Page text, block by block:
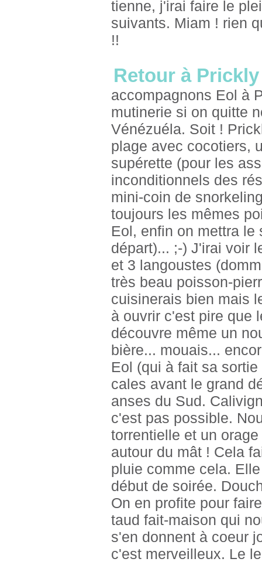
tienne, j'irai faire le
suivants. Miam ! rien
!!
Retour à
accompagnons Eol à
mutinerie si on quitte
Vénézuéla. Soit !
plage avec cocotiers,
supérette (pour les
inconditionnels des
mini-coin de
toujours les mêmes
Eol, enfin on mettra
départ)... ;-) J'irai voir
et 3 langoustes
très beau poisson-
cuisinerais bien mais
à ouvrir c'est pire que
découvre même un
bière... mouais...
Eol (qui à fait sa
cales avant le grand
anses du Sud.
c'est pas possible.
torrentielle et un
autour du mât ! Cela
pluie comme cela.
début de soirée.
On en profite pour
taud fait-maison qui
s'en donnent à coeur
c'est merveilleux. Le